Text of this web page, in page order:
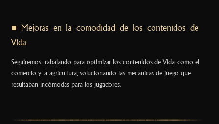
■ Mejoras en la comodidad de los contenidos de
Vida
Seguiremos trabajando para optimizar los contenidos de Vida, como el
comercio y la agricultura, solucionando las mecánicas de juego que
resultaban incómodas para los jugadores.